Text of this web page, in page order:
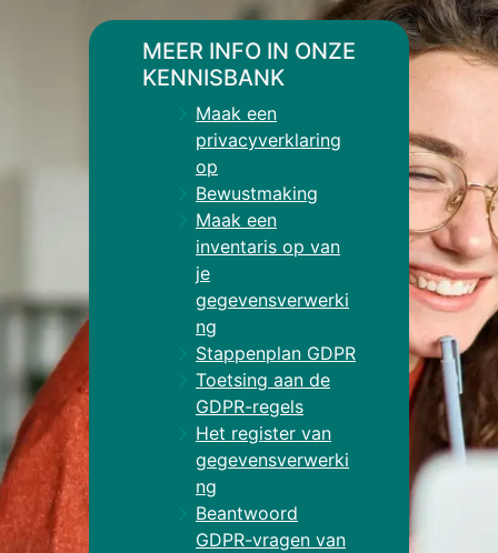
MEER INFO IN ONZE
KENNISBANK
Maak een
privacyverklaring
op
Bewustmaking
Maak een
inventaris op van
je
gegevensverwerki
ng
Stappenplan GDPR
Toetsing aan de
GDPR-regels
Het register van
gegevensverwerki
ng
Beantwoord
GDPR-vragen van